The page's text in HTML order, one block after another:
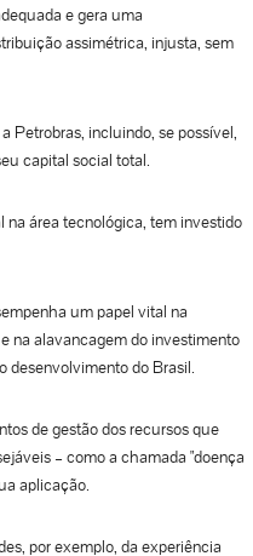
e gera uma
assimétrica, injusta, sem
Petrobras, incluindo, se possível,
capital social total.
área tecnológica, tem investido
um papel vital na
na alavancagem do investimento
desenvolvimento do Brasil.
de gestão dos recursos que
– como a chamada "doença
aplicação.
por exemplo, da experiência